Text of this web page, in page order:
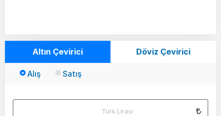
Altın Çevirici Döviz Çevirici
Alış Satış
Türk Lirası